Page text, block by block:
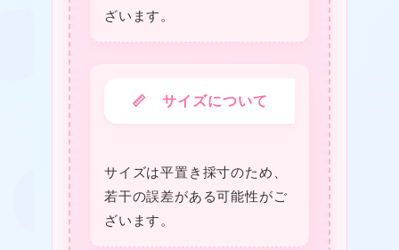
ざいます。
📏 サイズについて
サイズは平置き採寸のため、
若干の誤差がある可能性がご
ざいます。
❤